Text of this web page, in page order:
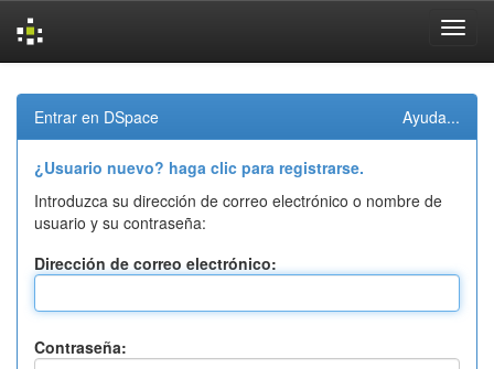
navigation
Entrar en DSpace Ayuda...
¿Usuario nuevo? haga clic para registrarse.
Introduzca su dirección de correo electrónico o nombre de
usuario y su contraseña:
Dirección de correo electrónico:
Contraseña: